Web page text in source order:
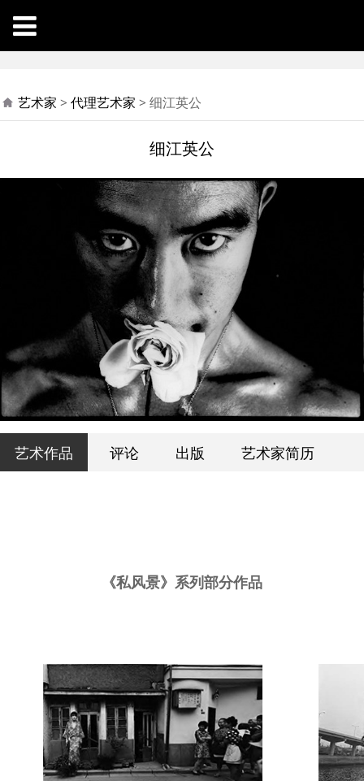
细江英公
艺术家 > 代理艺术家 > 细江英公
细江英公
艺术作品 评论 出版 艺术家简历
《私风景》系列部分作品